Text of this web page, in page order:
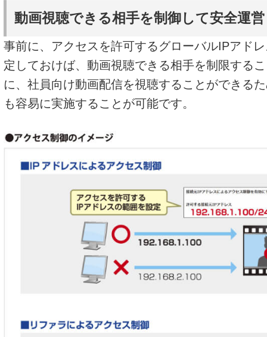
動画視聴できる相手を制御して安全運営
事前に、アクセスを許可するグローバルIPアド
定しておけば、動画視聴できる相手を制限する
に、社員向け動画配信を視聴することができる
も容易に実施することが可能です。